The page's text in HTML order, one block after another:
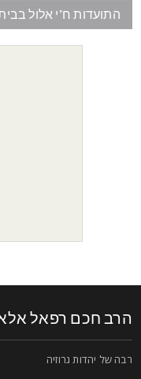
התועדות ח"י אלול
חכם רפאל
של יהדות גרוזיה